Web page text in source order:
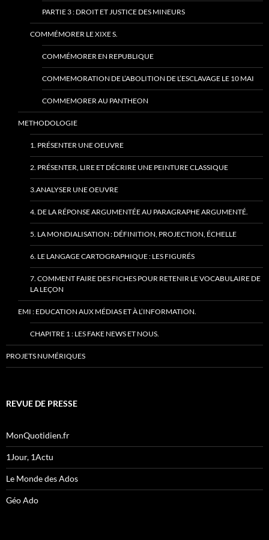
PARTIE 3 : DROIT ET JUSTICE DES MINEURS
COMMÉMORER LE XIXE S.
COMMÉMORER EN REPUBLIQUE
COMMEMORATION DE L’ABOLITION DE L’ESCLAVAGE LE 10 MAI
COMMEMORER AU PANTHEON
METHODOLOGIE
1. PRÉSENTER UNE OEUVRE
2. PRÉSENTER, LIRE ET DÉCRIRE UNE PEINTURE CLASSIQUE
3.ANALYSER UNE OEUVRE
4. DE LA RÉPONSE ARGUMENTÉE AU PARAGRAPHE ARGUMENTÉ.
5. LA MONDIALISATION : DÉFINITION, PROJECTION, ÉCHELLE
6. LE LANGAGE CARTOGRAPHIQUE : LES FIGURÉS
7. COMMENT FAIRE DES FICHES POUR RETENIR LE VOCABULAIRE DE
LA LEÇON
EMI : EDUCATION AUX MÉDIAS ET À L’INFORMATION.
CHAPITRE 1 : LES FAKE NEWS ET NOUS.
PROJETS NUMÉRIQUES
REVUE DE PRESSE
MonQuotidien.fr
1Jour, 1Actu
Le Monde des Ados
Géo Ado